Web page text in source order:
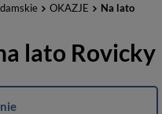
OKAZJE Na lato
lato Rovicky